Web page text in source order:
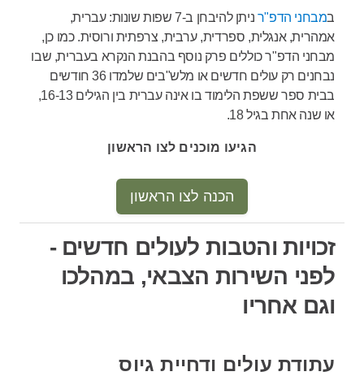
במבחני הדפ"ר
ניתן להיבחן ב-7 שפות שונות: עברית,
אמהרית, אנגלית, ספרדית, ערבית, צרפתית ורוסית. כמו כן,
מבחני הדפ"ר כוללים פרק נוסף בהבנת הנקרא בעברית, שבו
נבחנים רק עולים חדשים או מלש"בים שלמדו 36 חודשים
בבית ספר ששפת הלימוד בו אינה עברית בין הגילים 16-13,
או שנה אחת בגיל 18.
הגיעו מוכנים לצו הראשון
הכנה לצו הראשון
זכויות והטבות לעולים חדשים -
לפני השירות הצבאי, במהלכו
וגם אחריו
עתודת עולים ודחיית גיוס